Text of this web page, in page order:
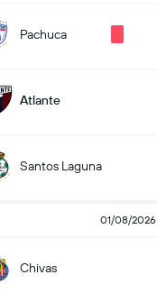
Pachuca
Atlante
Santos Laguna
01/08/2026
Chivas